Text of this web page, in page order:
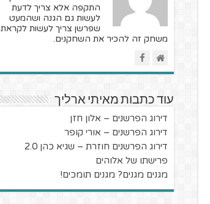
התקפה אלא צריך לדעת
לעשות גם הגנה ושהמעט
שפרשן צריך לעשות לקראת
משחק זה להכיר את השחקנים.
עוד כתבות מאיתי ארליך
דירוג הפרשנים – אלון חזן
דירוג הפרשנים – אורי קופר
דירוג הפרשנים חוזרת – שגיא כהן 2.0
פרישתו של אלוהים
מגנים מגנים? מגנים תומכים!